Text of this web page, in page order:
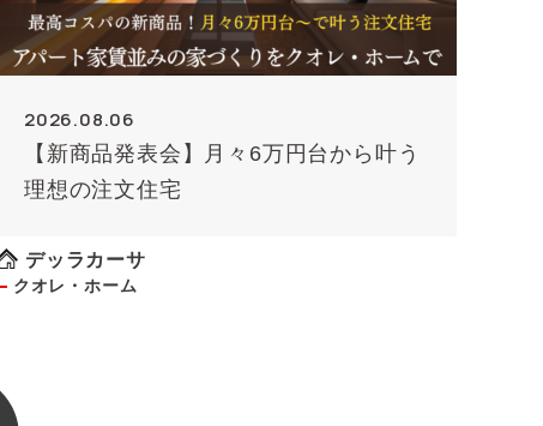
2026.08.06
【新商品発表会】月々6万円台から叶う
理想の注文住宅
デッラカーサ
クオレ・ホーム